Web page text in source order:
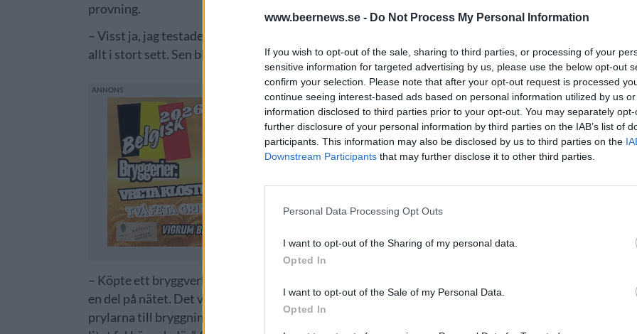
www.beernews.se - Do Not Process My Personal Information
If you wish to opt-out of the sale, sharing to third parties, or processing of your
sensitive information for targeted advertising by us, please use the below opt-out
confirm your selection. Please note that after your opt-out request is processed
continue seeing interest-based ads based on personal information utilized by us
information disclosed to third parties prior to your opt-out. You may separately
further disclosure of your personal information by third parties on the IAB’s list of
participants. This information may also be disclosed by us to third parties on the
Downstream Participants that may further disclose it to other third parties.
Personal Data Processing Opt Outs
I want to opt-out of the Sharing of my personal data.
Opted In
I want to opt-out of the Sale of my Personal Data.
Opted In
provning.
– Visst ja, jag testade att brygga för så där 30 år, tre försök blev det med Coopers plåtburkar!
allt i stort sett. Sen blev det inte mer med det!
– Köpte ett bryggverk för jag tänkte att lika bra att skapa bra förutsättningar för att lyckas! Har ju
en del på nätet. Det verkar ju enkelt 🙂 Vlade på Bryggnisse tipsade en hel del när jag nu köpte
prylarna till bryggningen:”Följ receptet så gott du kan och håll rent så får du god öl även om du gör